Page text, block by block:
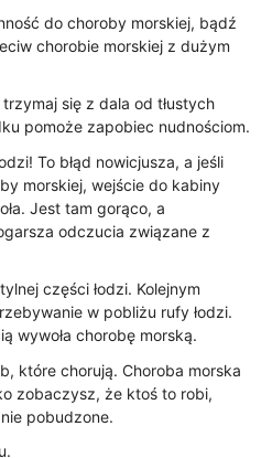
do choroby morskiej, bądź
chorobie morskiej z dużym
się z dala od tłustych
pomoże zapobiec nudnościom.
To błąd nowicjusza, a jeśli
morskiej, wejście do kabiny
Jest tam gorąco, a
odczucia związane z
części łodzi. Kolejnym
w pobliżu rufy łodzi.
wywoła chorobę morską.
które chorują. Choroba morska
zobaczysz, że ktoś to robi,
pobudzone.